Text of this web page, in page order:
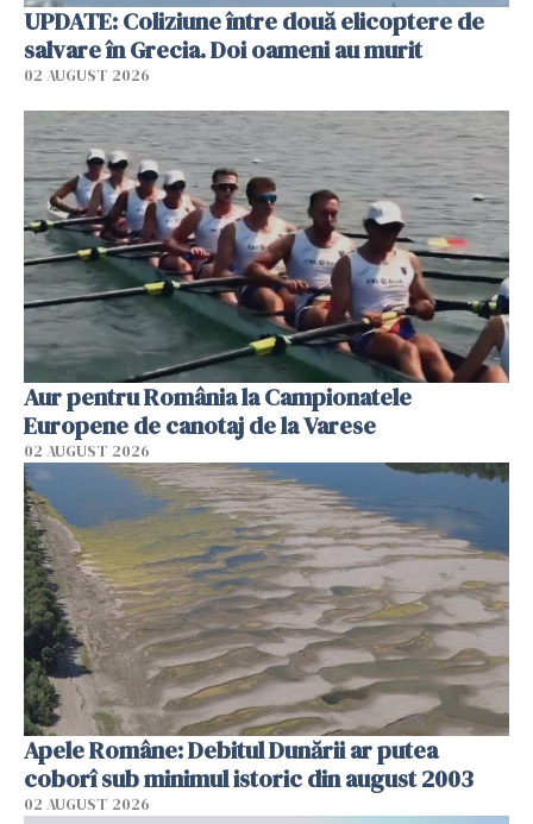
UPDATE: Coliziune între două elicoptere de
salvare în Grecia. Doi oameni au murit
02 AUGUST 2026
Aur pentru România la Campionatele
Europene de canotaj de la Varese
02 AUGUST 2026
Apele Române: Debitul Dunării ar putea
coborî sub minimul istoric din august 2003
02 AUGUST 2026